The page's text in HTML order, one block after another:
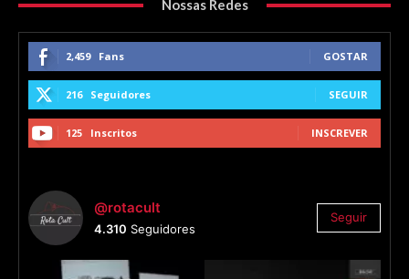
Nossas Redes
2,459 Fans GOSTAR
216 Seguidores SEGUIR
125 Inscritos INSCREVER
@rotacult
4.310 Seguidores
Seguir